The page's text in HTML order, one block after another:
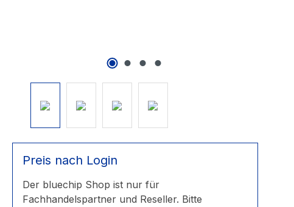
Preis nach Login
Der bluechip Shop ist nur für
Fachhandelspartner und Reseller. Bitte